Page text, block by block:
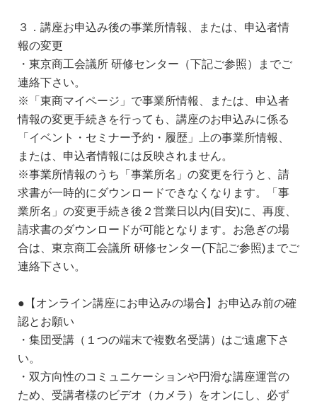
３．講座お申込み後の事業所情報、または、申込者情
報の変更
・東京商工会議所 研修センター（下記ご参照）までご
連絡下さい。
※「東商マイページ」で事業所情報、または、申込者
情報の変更手続きを行っても、講座のお申込みに係る
「イベント・セミナー予約・履歴」上の事業所情報、
または、申込者情報には反映されません。
※事業所情報のうち「事業所名」の変更を行うと、請
求書が一時的にダウンロードできなくなります。「事
業所名」の変更手続き後２営業日以内(目安)に、再度、
請求書のダウンロードが可能となります。お急ぎの場
合は、東京商工会議所 研修センター(下記ご参照)までご
連絡下さい。
●【オンライン講座にお申込みの場合】お申込み前の確
認とお願い
・集団受講（１つの端末で複数名受講）はご遠慮下さ
い。
・双方向性のコミュニケーションや円滑な講座運営の
ため、受講者様のビデオ（カメラ）をオンにし、必ず